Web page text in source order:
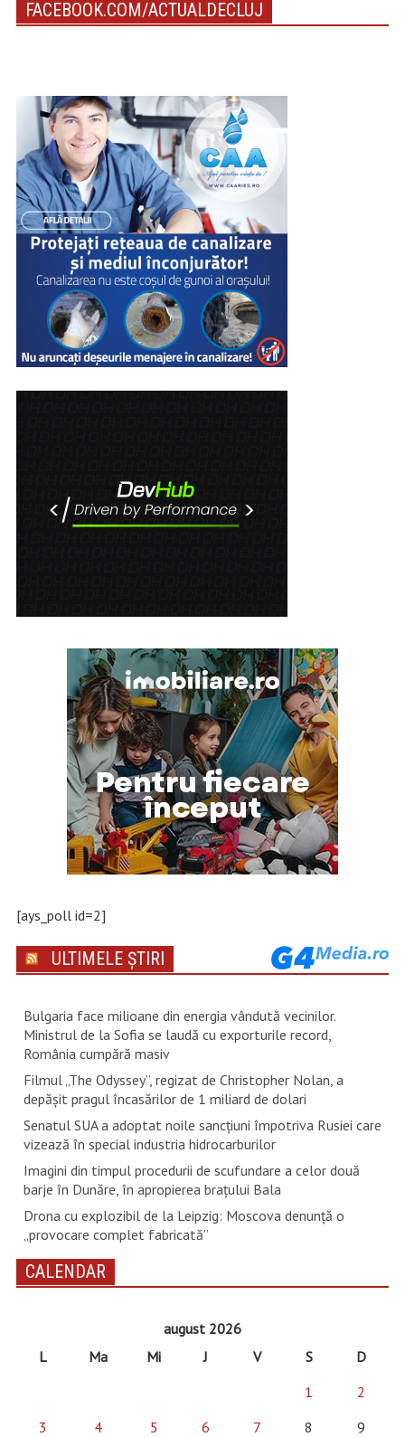
FACEBOOK.COM/ACTUALDECLUJ
[ays_poll id=2]
ULTIMELE ȘTIRI
Bulgaria face milioane din energia vândută vecinilor.
Ministrul de la Sofia se laudă cu exporturile record,
România cumpără masiv
Filmul „The Odyssey”, regizat de Christopher Nolan, a
depăşit pragul încasărilor de 1 miliard de dolari
Senatul SUA a adoptat noile sancţiuni împotriva Rusiei care
vizează în special industria hidrocarburilor
Imagini din timpul procedurii de scufundare a celor două
barje în Dunăre, în apropierea brațului Bala
Drona cu explozibil de la Leipzig: Moscova denunţă o
„provocare complet fabricată”
CALENDAR
august 2026
L
Ma Mi J V S
D
1
2
3
4 5 6 7 8
9